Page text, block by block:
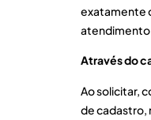
exatamente
atendimento
Através do
Ao solicitar,
de cadastro,